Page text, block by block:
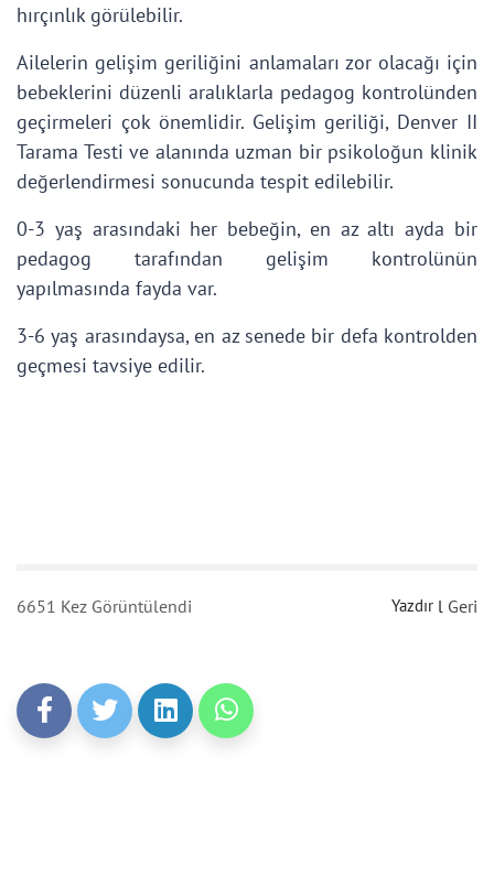
hırçınlık görülebilir.
Ailelerin gelişim geriliğini anlamaları zor olacağı için
bebeklerini düzenli aralıklarla pedagog kontrolünden
geçirmeleri çok önemlidir. Gelişim geriliği, Denver II
Tarama Testi ve alanında uzman bir psikoloğun klinik
değerlendirmesi sonucunda tespit edilebilir.
0-3 yaş arasındaki her bebeğin, en az altı ayda bir
pedagog tarafından gelişim kontrolünün
yapılmasında fayda var.
3-6 yaş arasındaysa, en az senede bir defa kontrolden
geçmesi tavsiye edilir.
6651 Kez Görüntülendi Yazdır l Geri